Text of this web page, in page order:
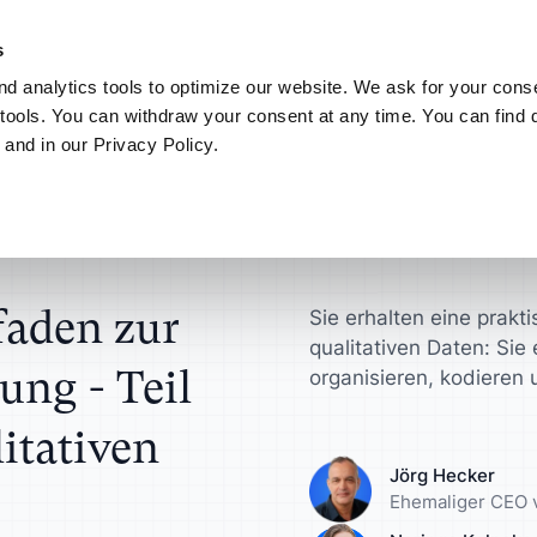
analytics tools to optimize our website. We ask for your
You can withdraw your consent at any time. You can find
and in our Privacy Policy.
Designer
Sie Ihre Konzepte,
und mehr
Analyse von
Fokusgruppen-Analyse
User Research
Universitäten
Marketingexperten
Connect Mein ATLAS.ti
zur
- Teil
Sie erhalten eine
qualitativen Daten: Sie
organisieren, kodieren
Jörg Hecker
Ehemaliger CEO